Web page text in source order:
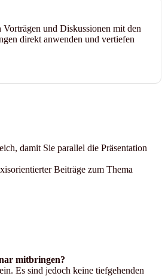
und Diskussionen mit den
direkt anwenden und vertiefen
damit Sie parallel die Präsentation
Beiträge zum Thema
mitbringen?
Es sind jedoch keine tiefgehenden